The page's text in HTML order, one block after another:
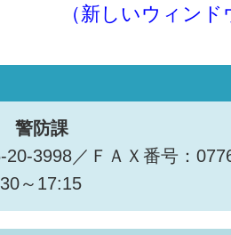
（新しいウィン
警防課
20-3998／ＦＡＸ番号：
～17:15
スメの本